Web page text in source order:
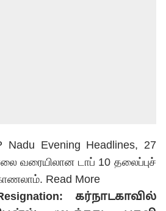
Nadu Evening Headlines, 27
வரையிலான டாப் 10 தலைப்புச்
Read More
கர்நாடகாவில்